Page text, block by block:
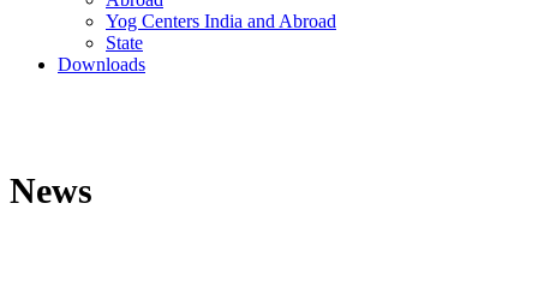
Yog Centers India and Abroad
State
Downloads
News